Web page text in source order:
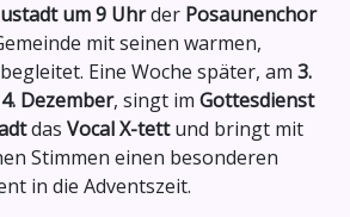
um 9 Uhrder Posaunenchor
mit seinen warmen,
Eine Woche später, am 3.
Dezember, singt im Gottesdienst
das Vocal X-tettund bringt mit
Stimmen einen besonderen
in die Adventszeit.